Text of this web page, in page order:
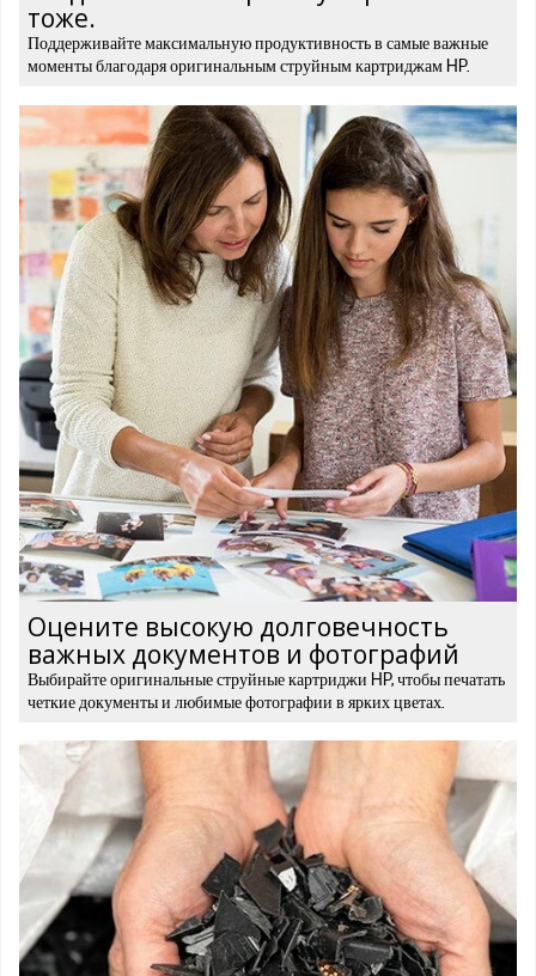
тоже.
Поддерживайте максимальную продуктивность в самые важные
моменты благодаря оригинальным струйным картриджам HP.
Оцените высокую долговечность
важных документов и фотографий
Выбирайте оригинальные струйные картриджи HP, чтобы печатать
четкие документы и любимые фотографии в ярких цветах.